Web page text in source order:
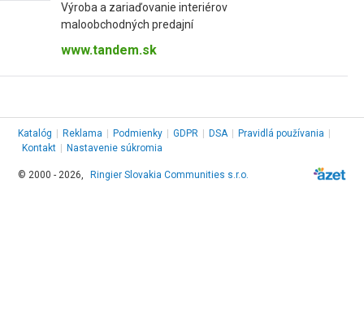
Výroba a zariaďovanie interiérov
maloobchodných predajní
www.tandem.sk
Katalóg Reklama Podmienky GDPR DSA Pravidlá používania
Kontakt
Nastavenie súkromia
© 2000 - 2026, Ringier Slovakia Communities s.r.o.